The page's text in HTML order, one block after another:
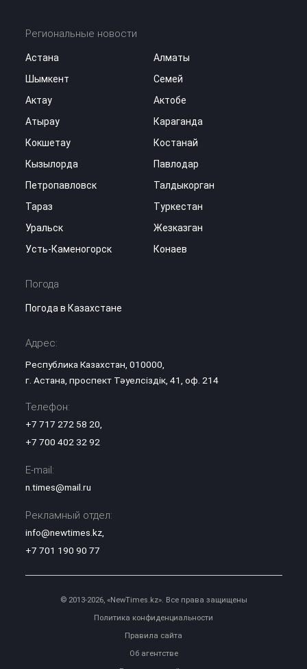
Региональные новости
Астана
Алматы
Шымкент
Семей
Актау
Актобе
Атырау
Караганда
Кокшетау
Костанай
Кызылорда
Павлодар
Петропавловск
Талдыкорган
Тараз
Туркестан
Уральск
Жезказган
Усть-Каменогорск
Конаев
Погода
Погода в Казахстане
Адрес:
Республика Казахстан, 010000,
г. Астана, проспект Тәуелсіздік, 41, оф. 214
Телефон:
+7 717 272 58 20
+7 700 402 32 92
E-mail:
n.times@mail.ru
Рекламный отдел:
info@newtimes.kz,
+7 701 190 90 77
© 2013-2026, «NewTimes.kz». Все права защищены
Политика конфиденциальности
Правила сайта
Об агентстве